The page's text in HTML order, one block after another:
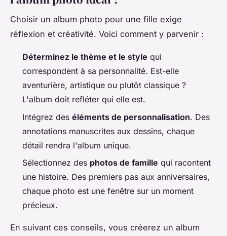
Choisir un album photo pour une fille exige
réflexion et créativité. Voici comment y parvenir :
Déterminez le thème et le style qui
correspondent à sa personnalité. Est-elle
aventurière, artistique ou plutôt classique ?
L'album doit refléter qui elle est.
Intégrez des éléments de personnalisation. Des
annotations manuscrites aux dessins, chaque
détail rendra l'album unique.
Sélectionnez des photos de famille qui racontent
une histoire. Des premiers pas aux anniversaires,
chaque photo est une fenêtre sur un moment
précieux.
En suivant ces conseils, vous créerez un album